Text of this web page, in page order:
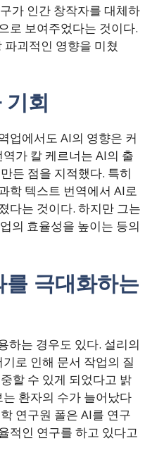
가 인간 창작자를 대체하
로 보여주었다는 것이다.
괴적인 영향을 미쳤
회
업에서도 AI의 영향은 커
가 칼 케르너는 AI의 출
든 점을 지적했다. 특히
학 텍스트 번역에서 AI로
다는 것이다. 하지만 그는
의 효율성을 높이는 등의
극대화하는
하는 경우도 있다. 설리의
로 인해 문서 작업의 질
할 수 있게 되었다고 밝
환자의 수가 늘어났다
연구원 폴은 AI를 연구
적인 연구를 하고 있다고